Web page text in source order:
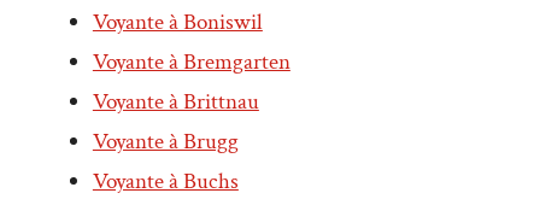
Voyante à Boniswil
Voyante à Bremgarten
Voyante à Brittnau
Voyante à Brugg
Voyante à Buchs